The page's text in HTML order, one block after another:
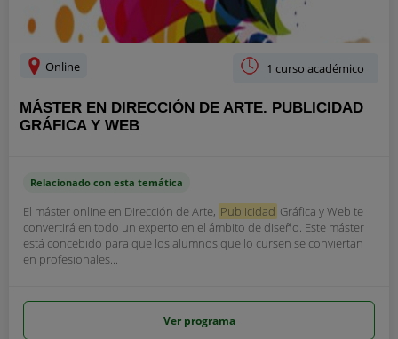
Online 1 curso académico
MÁSTER EN DIRECCIÓN DE ARTE. PUBLICIDAD
GRÁFICA Y WEB
Relacionado con esta temática
El máster online en Dirección de Arte, Publicidad Gráfica y Web te
convertirá en todo un experto en el ámbito de diseño. Este máster
está concebido para que los alumnos que lo cursen se conviertan
en profesionales...
Ver programa